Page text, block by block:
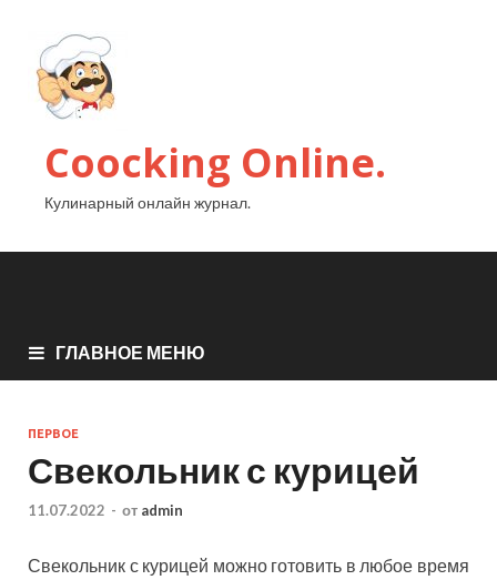
Coocking Online.
Кулинарный онлайн журнал.
ГЛАВНОЕ МЕНЮ
ПЕРВОЕ
Свекольник с курицей
11.07.2022 - от admin
Свекольник с курицей можно готовить в любое время